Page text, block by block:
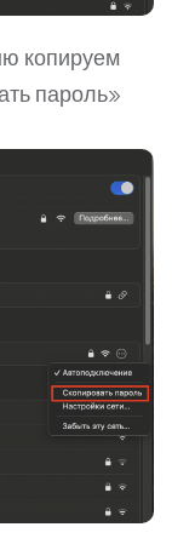
копируем
пароль»